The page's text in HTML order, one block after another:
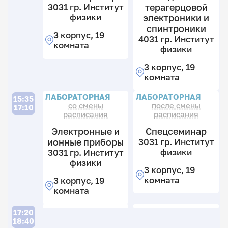
3031 гр. Институт
физики
3 корпус, 19
комната
терагерцовой
электроники и
спинтроники
4031 гр. Институт
физики
3 корпус, 19
комната
15:35
17:10
ЛАБОРАТОРНАЯ
со смены
расписания
Электронные и
ионные приборы
3031 гр. Институт
физики
3 корпус, 19
комната
ЛАБОРАТОРНАЯ
после смены
расписания
Спецсеминар
3031 гр. Институт
физики
3 корпус, 19
комната
17:20
18:40